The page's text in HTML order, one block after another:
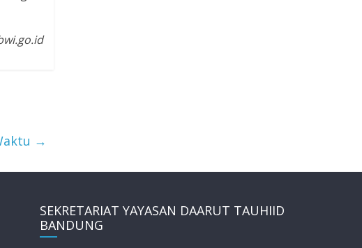
→
SEKRETARIAT YAYASAN DAARUT TAUHIID
BANDUNG